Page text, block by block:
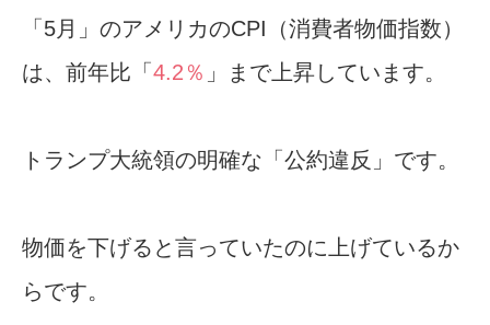
「5月」のアメリカのCPI（消費者物価指数）
は、前年比「4.2％ 」まで上昇しています。
トランプ大統領の明確な「公約違反」です。
物価を下げると言っていたのに上げているか
らです。